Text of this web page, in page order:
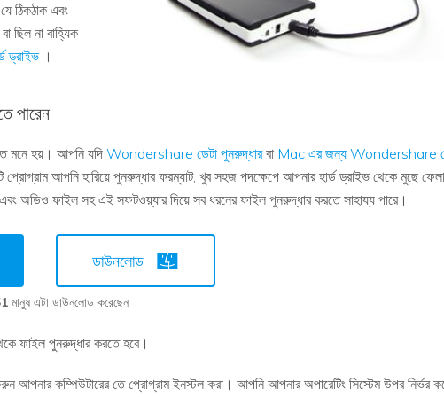
ঠিকঠাক এবং
ছিল না বাহ্যিক
ড্রাইভ ।
পারেন
মনে হয়। আপনি যদি Wondershare ডেটা পুনরুদ্ধারবা Mac এর জন্য Wondershare
আপনি হারিয়ে পুনরুদ্ধার ফরম্যাট, খুব সহজ পদক্ষেপে আপনার হার্ড ড্রাইভ থেকে মুছে ফেলা
অডিও ফাইল সহ এই সফটওয়্যার দিয়ে সব ধরনের ফাইল পুনরুদ্ধার করতে সাহায্য পারে।
ডাউনলোড
মানুষ এটা ডাউনলোড করেছেন
ফাইল পুনরুদ্ধার করতে হবে।
আপনার কম্পিউটারের তে প্রোগ্রাম ইনস্টল করা। আপনি আপনার অপারেটিং সিস্টেম উপর নির্ভর